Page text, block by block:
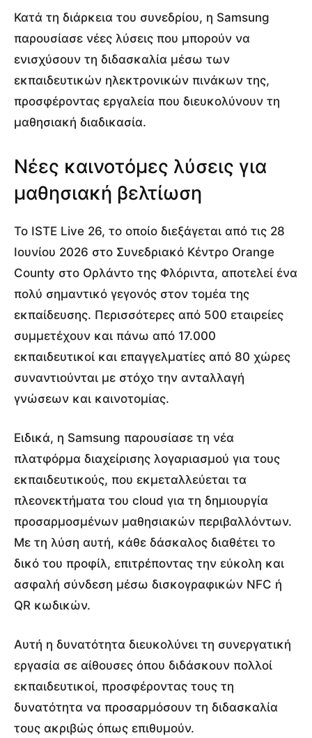
Κατά τη διάρκεια του συνεδρίου, η Samsung
παρουσίασε νέες λύσεις που μπορούν να
ενισχύσουν τη διδασκαλία μέσω των
εκπαιδευτικών ηλεκτρονικών πινάκων της,
προσφέροντας εργαλεία που διευκολύνουν τη
μαθησιακή διαδικασία.
Νέες καινοτόμες λύσεις για
μαθησιακή βελτίωση
Το ISTE Live 26, το οποίο διεξάγεται από τις 28
Ιουνίου 2026 στο Συνεδριακό Κέντρο Orange
County στο Ορλάντο της Φλόριντα, αποτελεί ένα
πολύ σημαντικό γεγονός στον τομέα της
εκπαίδευσης. Περισσότερες από 500 εταιρείες
συμμετέχουν και πάνω από 17.000
εκπαιδευτικοί και επαγγελματίες από 80 χώρες
συναντιούνται με στόχο την ανταλλαγή
γνώσεων και καινοτομίας.
Ειδικά, η Samsung παρουσίασε τη νέα
πλατφόρμα διαχείρισης λογαριασμού για τους
εκπαιδευτικούς, που εκμεταλλεύεται τα
πλεονεκτήματα του cloud για τη δημιουργία
προσαρμοσμένων μαθησιακών περιβαλλόντων.
Με τη λύση αυτή, κάθε δάσκαλος διαθέτει το
δικό του προφίλ, επιτρέποντας την εύκολη και
ασφαλή σύνδεση μέσω δισκογραφικών NFC ή
QR κωδικών.
Αυτή η δυνατότητα διευκολύνει τη συνεργατική
εργασία σε αίθουσες όπου διδάσκουν πολλοί
εκπαιδευτικοί, προσφέροντας τους τη
δυνατότητα να προσαρμόσουν τη διδασκαλία
τους ακριβώς όπως επιθυμούν.